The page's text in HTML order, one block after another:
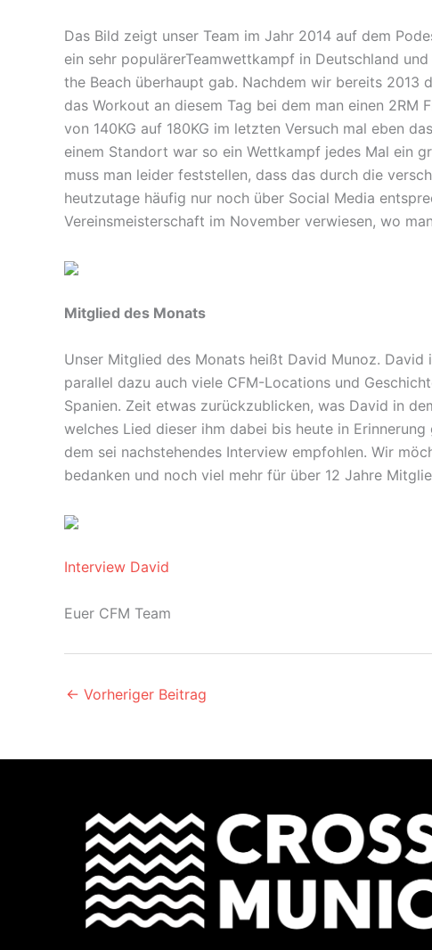
Das Bild zeigt unser Team im Jahr 2014 auf dem
ein sehr populärerTeamwettkampf in Deutschland
the Beach überhaupt gab. Nachdem wir bereits
das Workout an diesem Tag bei dem man einen
von 140KG auf 180KG im letzten Versuch mal eben
einem Standort war so ein Wettkampf jedes Mal ein
muss man leider feststellen, dass das durch die
heutzutage häufig nur noch über Social Media
Vereinsmeisterschaft im November verwiesen, wo
Mitglied des Monats
Unser Mitglied des Monats heißt David Munoz.
parallel dazu auch viele CFM-Locations und
Spanien. Zeit etwas zurückzublicken, was David in
welches Lied dieser ihm dabei bis heute in
dem sei nachstehendes Interview empfohlen. Wir
bedanken und noch viel mehr für über 12 Jahre
Interview David
Euer CFM Team
← Vorheriger Beitrag